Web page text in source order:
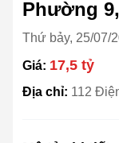
Phường
Thứ bảy, 25/07/
Giá: 17,5 tỷ
Địa chỉ: 112